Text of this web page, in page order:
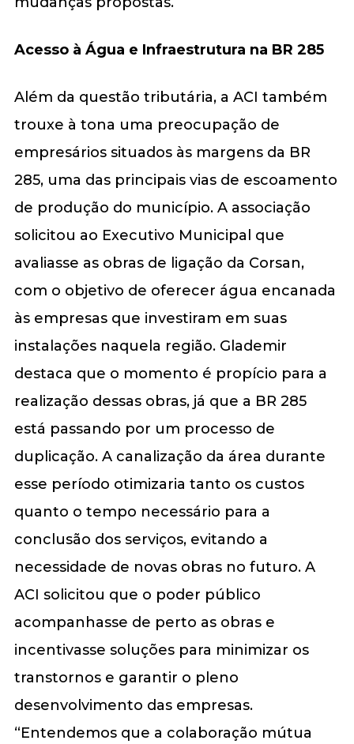
Acesso à Água e Infraestrutura na BR 285
Além da questão tributária, a ACI também
trouxe à tona uma preocupação de
empresários situados às margens da BR
285, uma das principais vias de escoamento
de produção do município. A associação
solicitou ao Executivo Municipal que
avaliasse as obras de ligação da Corsan,
com o objetivo de oferecer água encanada
às empresas que investiram em suas
instalações naquela região. Glademir
destaca que o momento é propício para a
realização dessas obras, já que a BR 285
está passando por um processo de
duplicação. A canalização da área durante
esse período otimizaria tanto os custos
quanto o tempo necessário para a
conclusão dos serviços, evitando a
necessidade de novas obras no futuro. A
ACI solicitou que o poder público
acompanhasse de perto as obras e
incentivasse soluções para minimizar os
transtornos e garantir o pleno
desenvolvimento das empresas.
“Entendemos que a colaboração mútua